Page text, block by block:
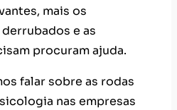
mais os
e as
procuram ajuda.
falar sobre as rodas
nas empresas